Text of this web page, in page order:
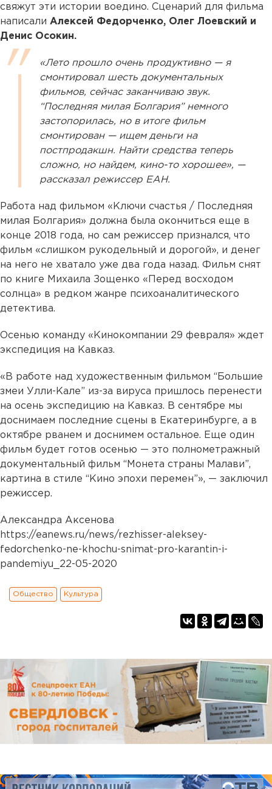
свяжут эти истории воедино. Сценарий для фильма
написали Алексей Федорченко, Олег Лоевский и
Денис Осокин.
«Лето прошло очень продуктивно — я
смонтировал шесть документальных
фильмов, сейчас заканчиваю звук.
“Последняя милая Болгария” немного
застопорилась, но в итоге фильм
смонтирован — ищем деньги на
постпродакшн. Найти средства теперь
сложно, но найдем, кино-то хорошее», —
рассказал режиссер ЕАН.
Работа над фильмом «Ключи счастья / Последняя
милая Болгария» должна была окончиться еще в
конце 2018 года, но сам режиссер признался, что
фильм «слишком рукодельный и дорогой», и денег
на него не хватало уже два года назад. Фильм снят
по книге Михаила Зощенко «Перед восходом
солнца» в редком жанре психоаналитического
детектива.
Осенью команду «Кинокомпании 29 февраля» ждет
экспедиция на Кавказ.
«В работе над художественным фильмом “Большие
змеи Улли-Кале” из-за вируса пришлось перенести
на осень экспедицию на Кавказ. В сентябре мы
доснимаем последние сцены в Екатеринбурге, а в
октябре рванем и доснимем остальное. Еще один
фильм будет готов осенью — это полнометражный
документальный фильм “Монета страны Малави”,
картина в стиле “Кино эпохи перемен”», — заключил
режиссер.
Александра Аксенова
https://eanews.ru/news/rezhisser-aleksey-
fedorchenko-ne-khochu-snimat-pro-karantin-i-
pandemiyu_22-05-2020
Общество Культура